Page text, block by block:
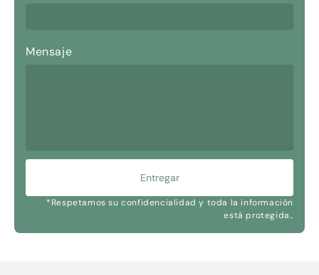
Mensaje
Entregar
*Respetamos su confidencialidad y toda la información
está protegida..